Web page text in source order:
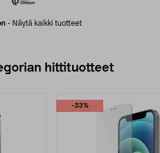
- Näytä kaikki tuotteet
hittituotteet
-33%